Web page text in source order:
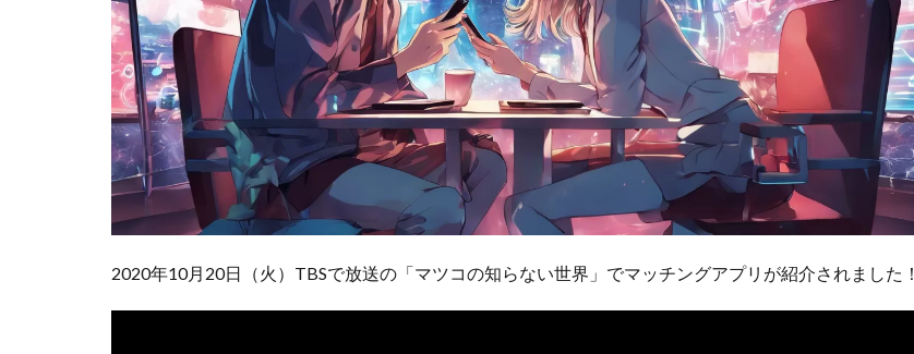
A
I
ッ
チ
ン
グ
ア
リ
マ
2020年10月20日（火）TBSで放送の「マツコの知らない世界」でマッチングアプリが紹介されました！